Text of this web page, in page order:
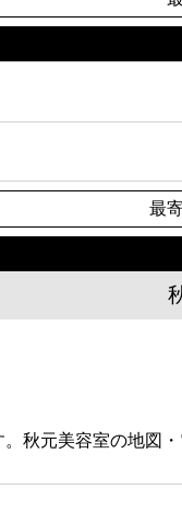
最
秋元美容室の地図